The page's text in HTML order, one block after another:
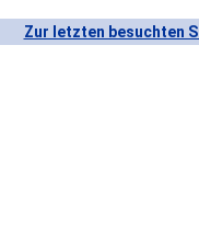
Zur letzten besuchten